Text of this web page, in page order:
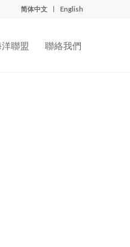
简体中文 English
聯盟 聯絡我們